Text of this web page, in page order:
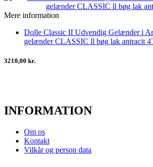
Mere information
Dolle Classic II Udvendig Gelænder i
gelænder CLASSIC ll bøg lak antracit
3210,00 kr.
INFORMATION
Om os
Kontakt
Vilkår og person data